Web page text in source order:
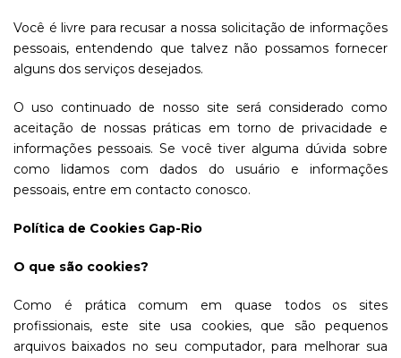
Você é livre para recusar a nossa solicitação de informações
pessoais, entendendo que talvez não possamos fornecer
alguns dos serviços desejados.
O uso continuado de nosso site será considerado como
aceitação de nossas práticas em torno de privacidade e
informações pessoais. Se você tiver alguma dúvida sobre
como lidamos com dados do usuário e informações
pessoais, entre em contacto conosco.
Política de Cookies Gap-Rio
O que são cookies?
Como é prática comum em quase todos os sites
profissionais, este site usa cookies, que são pequenos
arquivos baixados no seu computador, para melhorar sua